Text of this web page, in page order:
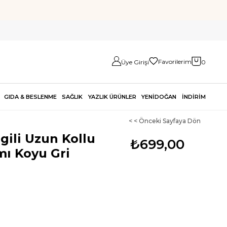
Üye Girişi Favorilerim 0
GIDA & BESLENME SAĞLIK YAZLIK ÜRÜNLER YENİDOĞAN İNDİRİM
< < Önceki Sayfaya Dön
₺699,00
Uzun Kollu
Koyu Gri